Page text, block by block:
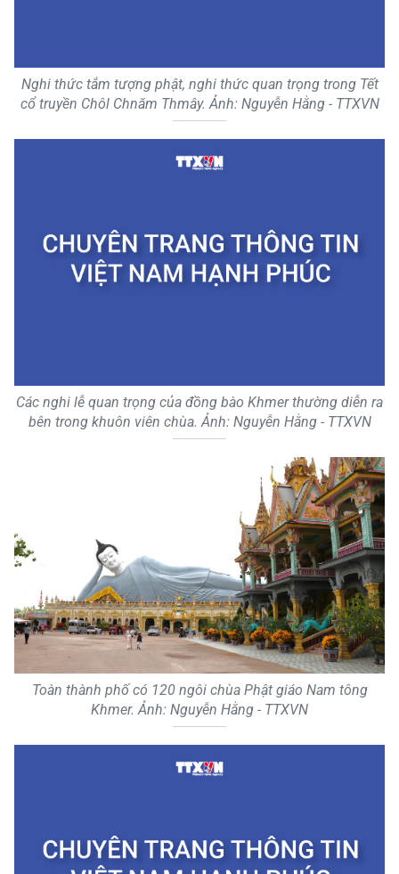
Nghi thức tắm tượng phật, nghi thức quan trọng trong Tết
cổ truyền Chôl Chnăm Thmây. Ảnh: Nguyễn Hằng - TTXVN
Các nghi lễ quan trọng của đồng bào Khmer thường diễn ra
bên trong khuôn viên chùa. Ảnh: Nguyễn Hằng - TTXVN
Toàn thành phố có 120 ngôi chùa Phật giáo Nam tông
Khmer. Ảnh: Nguyễn Hằng - TTXVN